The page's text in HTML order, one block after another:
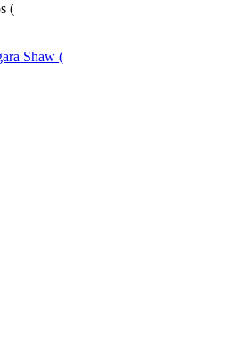
(
(